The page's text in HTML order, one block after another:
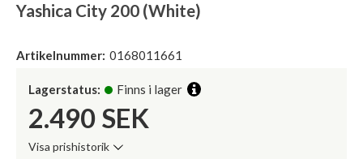
Yashica City 200 (White)
Artikelnummer: 0168011661
Lagerstatus: Finns i lager
2.490 SEK
Visa prishistorik